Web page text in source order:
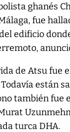
ghanés
fue
edificio
de Atsu fue
están
también fue
turca DHA.